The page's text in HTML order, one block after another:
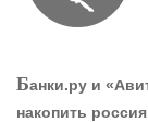
ОНАС
КОНТАКТЫ
Банки.ру и
накопить